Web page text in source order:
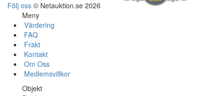
Följ oss © Netauktion.se 2026
Meny
Värdering
FAQ
Frakt
Kontakt
Om Oss
Medlemsvillkor
Objekt